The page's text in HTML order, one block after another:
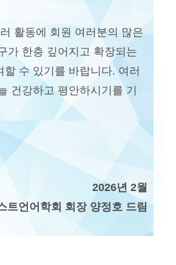
활동에 회원 여러분의 많은
가 한층 깊어지고 확장되는
수 있기를 바랍니다. 여러
건강하고 평안하시기를 기
2026년 2월
트언어학회 회장 양정호 드림